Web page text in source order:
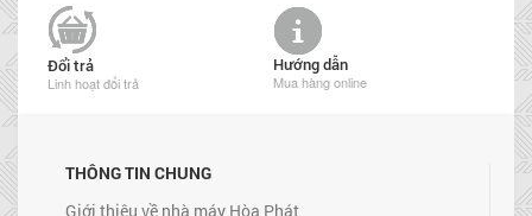
Đổi trả
Linh hoạt đổi trả
Hướng dẫn
Mua hàng online
THÔNG TIN CHUNG
Giới thiệu về nhà máy Hòa Phát